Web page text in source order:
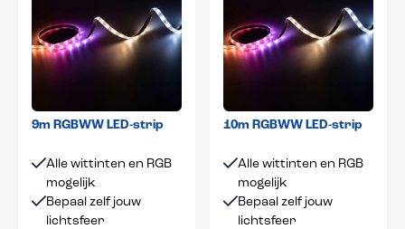
9m RGBWW LED-strip
Alle wittinten en RGB
mogelijk
Bepaal zelf jouw
lichtsfeer
10m RGBWW LED-strip
Alle wittinten en RGB
mogelijk
Bepaal zelf jouw
lichtsfeer